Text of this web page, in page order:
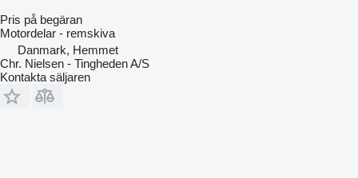
Pris på begäran
Motordelar - remskiva
Danmark, Hemmet
Chr. Nielsen - Tingheden A/S
Kontakta säljaren